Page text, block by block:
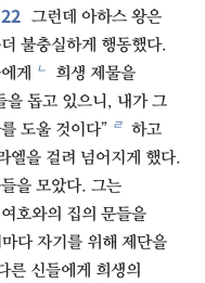
22 그런데 아하스 왕은
불충실하게 행동했다.
게 ㄴ
희생 제물을
을 돕고 있으니, 내가 그
도울 것이다” ㄹ 하고
엘을 걸려 넘어지게 했다.
을 모았다. 그는
여호와의 집의 문들을
다 자기를 위해 제단을
른 신들에게 희생의